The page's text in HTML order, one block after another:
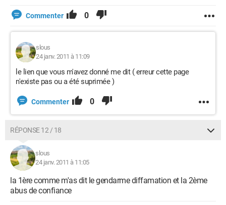
Commenter 0
slous
24 janv. 2011 à 11:09
le lien que vous m'avez donné me dit ( erreur cette page
n'existe pas ou a été suprimée )
Commenter 0
RÉPONSE 12 / 18
slous
24 janv. 2011 à 11:05
la 1ère comme m'as dit le gendarme diffamation et la 2ème
abus de confiance